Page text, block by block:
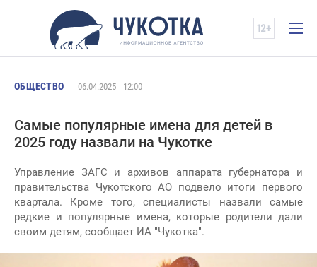
ОБЩЕСТВО 06.04.2025 12:00
Самые популярные имена для детей в
2025 году назвали на Чукотке
Управление ЗАГС и архивов аппарата губернатора и
правительства Чукотского АО подвело итоги первого
квартала. Кроме того, специалисты назвали самые
редкие и популярные имена, которые родители дали
своим детям, сообщает ИА "Чукотка".